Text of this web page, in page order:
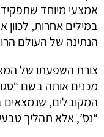
אמצעי מיוחד
במילים אחרות,
הנתינה של העולם
צורת השפעתו של
מכנים אותה בשם
המקובלים, שנמצאים
“נס”, אלא תהליך